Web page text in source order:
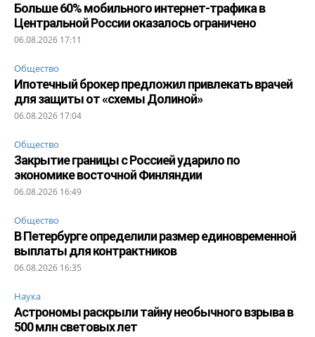
Больше 60% мобильного интернет-трафика в
Центральной России оказалось ограничено
06.08.2026 17:11
Общество
Ипотечный брокер предложил привлекать врачей
для защиты от «схемы Долиной»
06.08.2026 17:04
Общество
Закрытие границы с Россией ударило по
экономике восточной Финляндии
06.08.2026 16:49
Общество
В Петербурге определили размер единовременной
выплаты для контрактников
06.08.2026 16:35
Наука
Астрономы раскрыли тайну необычного взрыва в
500 млн световых лет